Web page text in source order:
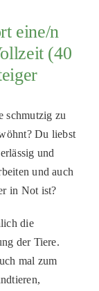
eine/n
(40
schmutzig zu
Du liebst
und
und auch
in Not ist?
die
der Tiere.
mal zum